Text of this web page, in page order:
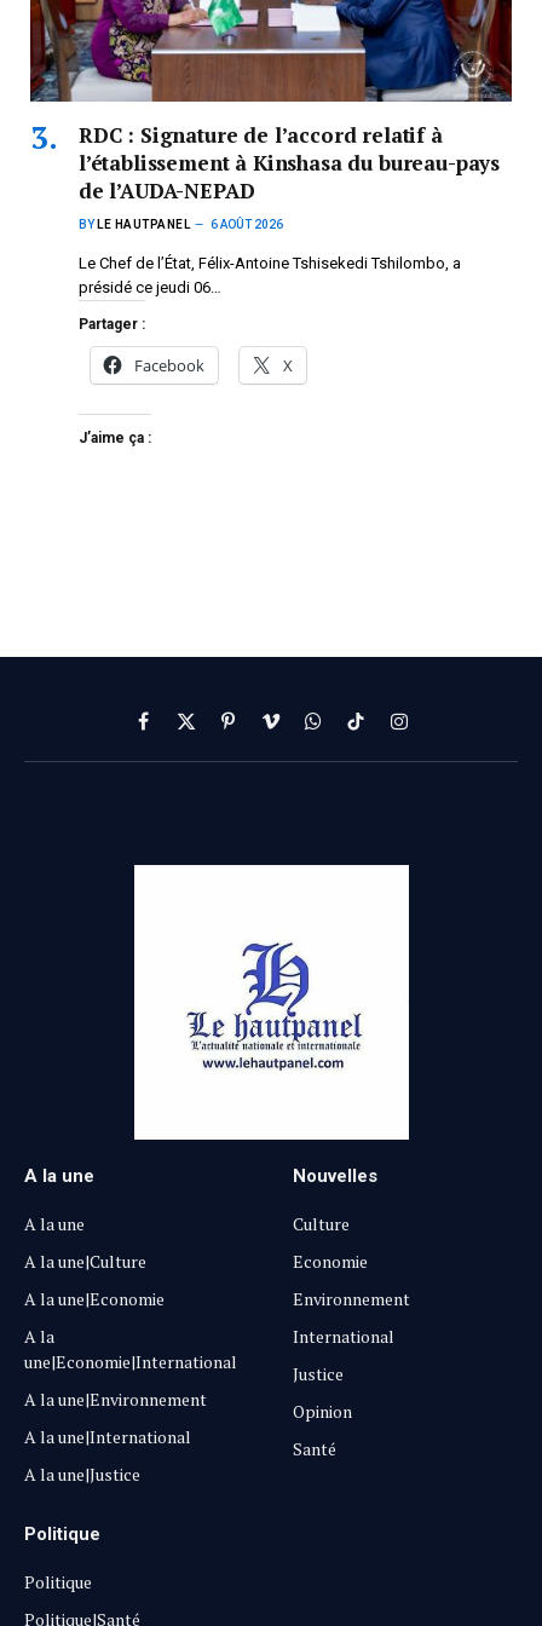
RDC : Signature de l’accord relatif à
l’établissement à Kinshasa du bureau-pays
de l’AUDA-NEPAD
BY LE HAUTPANEL 6 AOÛT 2026
Le Chef de l’État, Félix-Antoine Tshisekedi Tshilombo, a
présidé ce jeudi 06…
Partager :
Facebook X
J’aime ça :
Facebook
X
(Twitter)
PinterestVimeoWhatsApp
TikTokInstagram
A la une
A la une
A la une|Culture
A la une|Economie
A la
une|Economie|International
A la une|Environnement
A la une|International
A la une|Justice
Nouvelles
Culture
Economie
Environnement
International
Justice
Opinion
Santé
Politique
Politique
Politique|Santé